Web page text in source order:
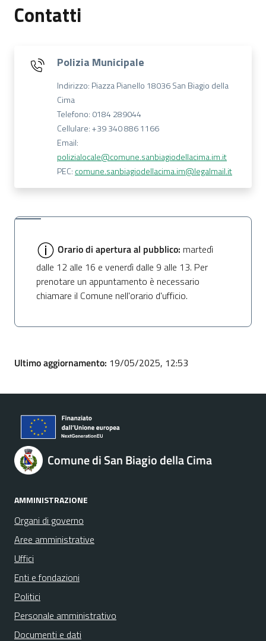
Contatti
Polizia Municipale
Indirizzo: Piazza Pianello 18036 San Biagio della
Cima
Telefono: 0184 289044
Cellulare: +39 340 886 1166
Email:
polizialocale@comune.sanbiagiodellacima.im.it
PEC: comune.sanbiagiodellacima.im@legalmail.it
Orario di apertura al pubblico: martedì
dalle 12 alle 16 e venerdì dalle 9 alle 13. Per
prenotare un appuntamento è necessario
chiamare il Comune nell'orario d'ufficio.
Ultimo aggiornamento: 19/05/2025, 12:53
Comune di San Biagio della Cima
AMMINISTRAZIONE
Organi di governo
Aree amministrative
Uffici
Enti e fondazioni
Politici
Personale amministrativo
Documenti e dati